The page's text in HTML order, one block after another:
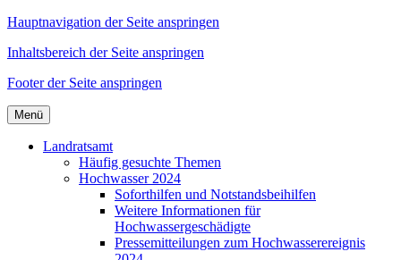
Hauptnavigation der Seite anspringen
Inhaltsbereich der Seite anspringen
Footer der Seite anspringen
Menü
Landratsamt
Häufig gesuchte Themen
Hochwasser 2024
Soforthilfen und Notstandsbeihilfen
Weitere Informationen für
Hochwassergeschädigte
Pressemitteilungen zum Hochwasserereignis